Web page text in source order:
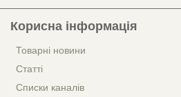
Корисна інформація
Товарні новини
Статті
Списки каналів